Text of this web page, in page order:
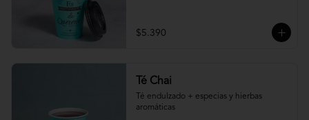
$5.390
Té Chai
Té endulzado + especias y hierbas
aromáticas